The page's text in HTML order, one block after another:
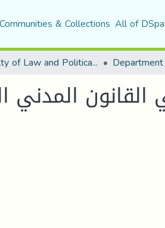
Communities & Collections All of
Faculty of Law and Political Science
المدني